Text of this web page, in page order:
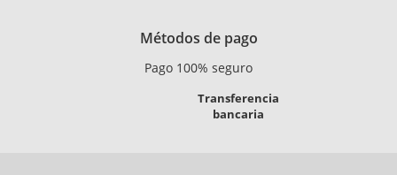
Métodos de pago
Pago 100% seguro
Transferencia
bancaria